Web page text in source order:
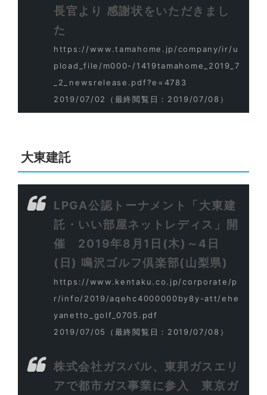
長官より 感謝状をいただきまし
た
https://www.tamahome.jp/company/ir/u
pload_file/m000-/1419tamahome_2019_7
_2_newsrelease.pdf?e=4783
2019/07/02
（最終閲覧日：2019/07/08）
大東建託
LPGA公認トーナメント「大東建
託・いい部屋ネットレディス」開
催 2019年8月1日(木)～4日
(日) 鳴沢ゴルフ倶楽部(山梨県)
https://www.kentaku.co.jp/corporate/p
r/info/2019/aqehc4000000by8y-att/ehe
yanetto_golf_0705.pdf
2019/07/05
（最終閲覧日：2019/07/08）
株式会社ガスパル、東邦ガスエリ
アで都市ガス事業に参入 東京ガ